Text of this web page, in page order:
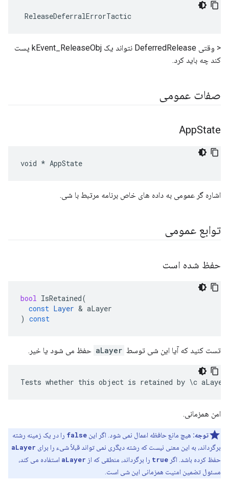
ReleaseDeferralErrorTactic
< وقتی DeferredRelease نتواند یک kEvent_ReleaseObj پست
کند چه باید کرد.
صفات عمومی
AppState
void * AppState
اشاره گر عمومی به داده های خاص برنامه مرتبط با شی.
توابع عمومی
حفظ شده است
bool IsRetained(
const Layer & aLayer
) const
تست کنید که آیا این شی توسط aLayer حفظ می شود یا خیر.
Tests whether this object is retained by \c
امن همزمانی.
توجه: هیچ مانع حافظه اعمال نمی شود. اگر این false را در یک زمینه رشته
برگرداند، به این معنی نیست که رشته دیگری نمی تواند قبلاً شیء را برای aLayer
حفظ کرده باشد. اگر true را برگرداند، منطقی که از aLayer استفاده می کند،
مسئول تضمین امنیت همزمانی این شی است.